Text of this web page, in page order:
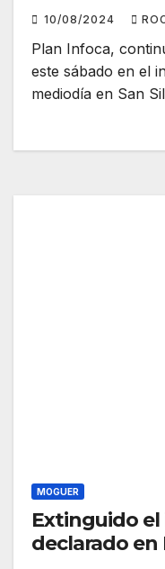
10/08/2024
Plan Infoca,
este sábado en el
mediodía en San
MOGUER
Extinguido
declarado en